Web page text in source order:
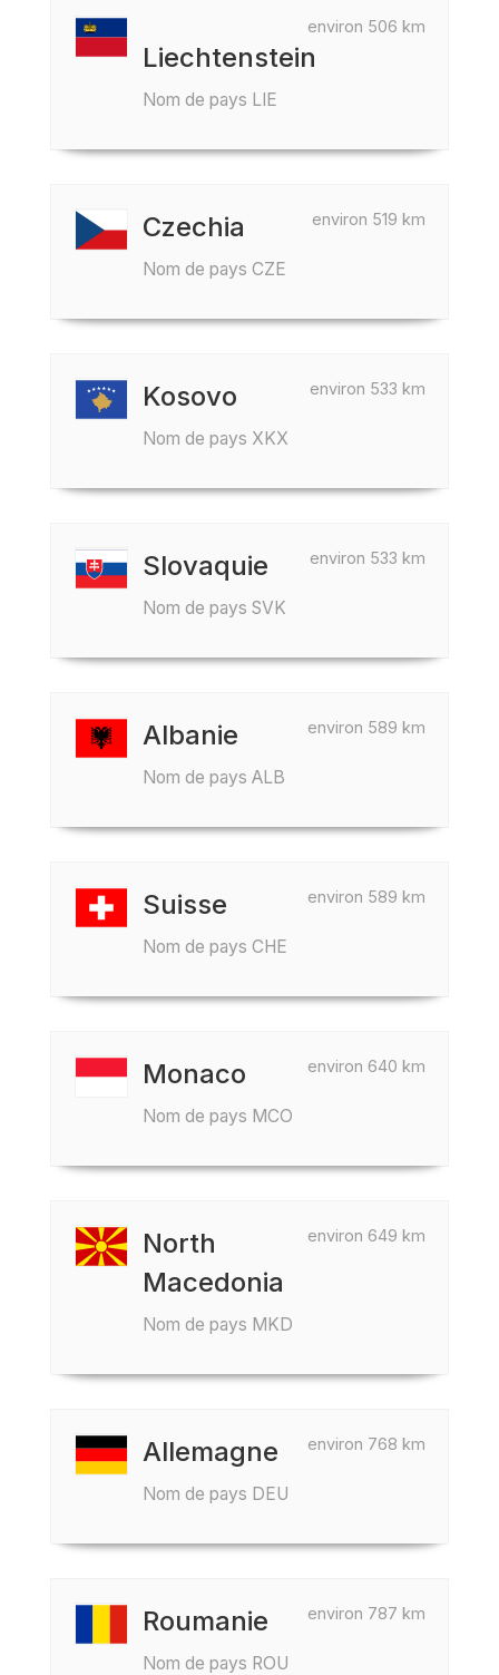
environ 506 km
Liechtenstein
Nom de pays LIE
environ 519 km
Czechia
Nom de pays CZE
environ 533 km
Kosovo
Nom de pays XKX
environ 533 km
Slovaquie
Nom de pays SVK
environ 589 km
Albanie
Nom de pays ALB
environ 589 km
Suisse
Nom de pays CHE
environ 640 km
Monaco
Nom de pays MCO
environ 649 km
North
Macedonia
Nom de pays MKD
environ 768 km
Allemagne
Nom de pays DEU
environ 787 km
Roumanie
Nom de pays ROU